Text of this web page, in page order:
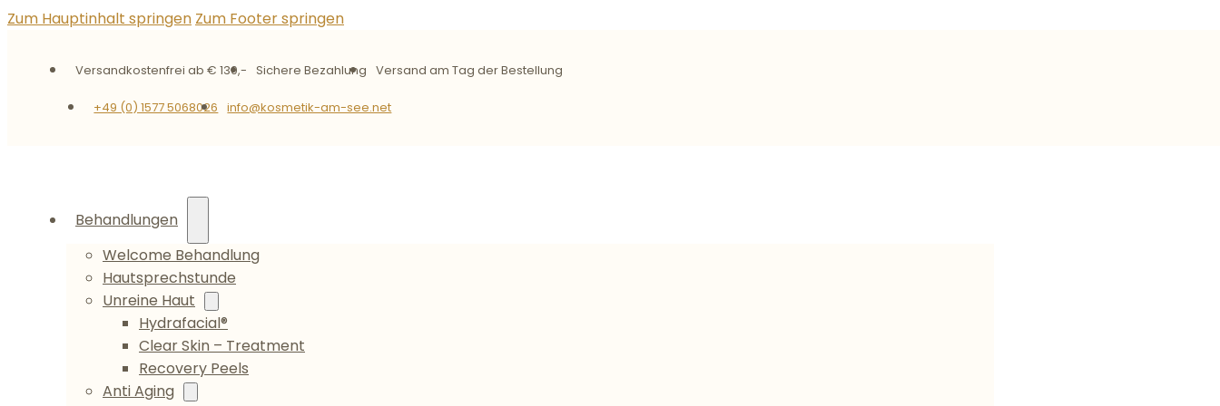
Zum Hauptinhalt springen Zum Footer springen
Versandkostenfrei ab € 130,- Sichere Bezahlung Versand am Tag der Bestellung
+49 (0) 1577 5068026 info@kosmetik-am-see.net
Behandlungen
Welcome Behandlung
Hautsprechstunde
Unreine Haut
Hydrafacial®
Clear Skin – Treatment
Recovery Peels
Anti Aging